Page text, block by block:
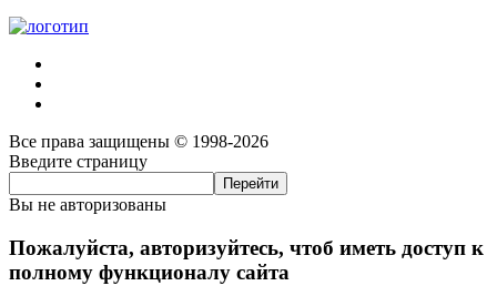
Все права защищены © 1998-2026
Введите страницу
Вы не авторизованы
Пожалуйста, авторизуйтесь, чтоб иметь доступ к
полному функционалу сайта